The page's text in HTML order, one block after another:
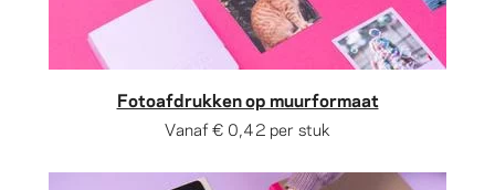
Fotoafdrukken op muurformaat
Vanaf€ 0,42 per stuk